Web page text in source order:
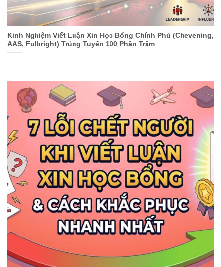
Kinh Nghiệm Viết Luận Xin Học Bổng Chính Phủ (Chevening,
AAS, Fulbright) Trúng Tuyển 100 Phần Trăm